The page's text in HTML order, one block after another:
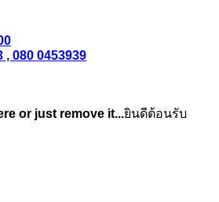
, 080 0453939
or just remove it...ยินดีต้อนรับ